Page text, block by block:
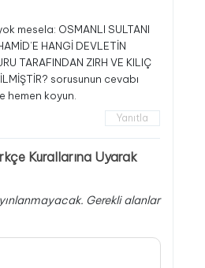
mesela: OSMANLI SULTANI
HANGİ DEVLETİN
TARAFINDAN ZIRH VE KILIÇ
sorusunun cevabı
hemen koyun.
Yanıtla
Kurallarına Uyarak
Gerekli alanlar